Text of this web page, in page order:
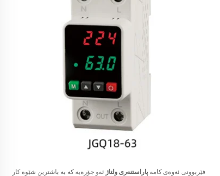
فێربوونی ئەوەی کامە پاراستنەری ولتاژ ئەو جۆرەیە کە بە باشترین شێوە کار